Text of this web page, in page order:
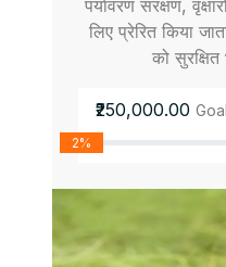
पर्यावरण संरक्षण,
लिए प्रेरित किया
को
₹250,000.00 Goal
2%